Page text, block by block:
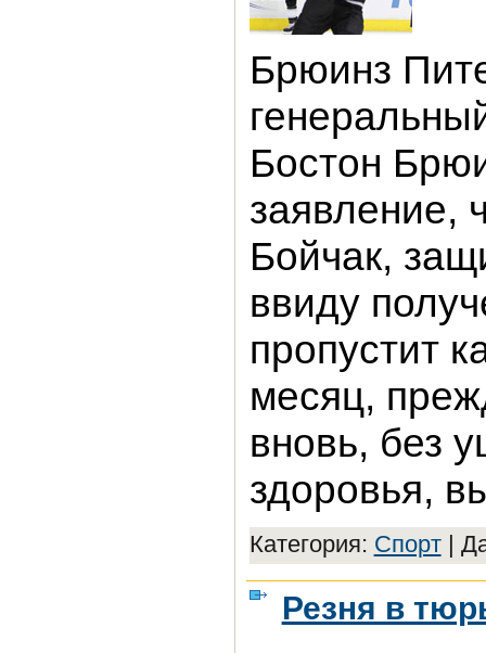
Брюинз
Бостон
заявление,
Бойчак,
ввиду
пропустит
месяц,
вновь, без
здоровья,
Категория: Спорт|
Резня в